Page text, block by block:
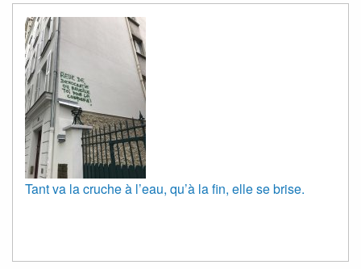
Tant va la cruche à l’eau, qu’à la fin, elle se brise.